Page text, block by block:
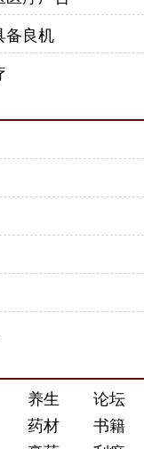
备良机
养生
论坛
药材
书籍